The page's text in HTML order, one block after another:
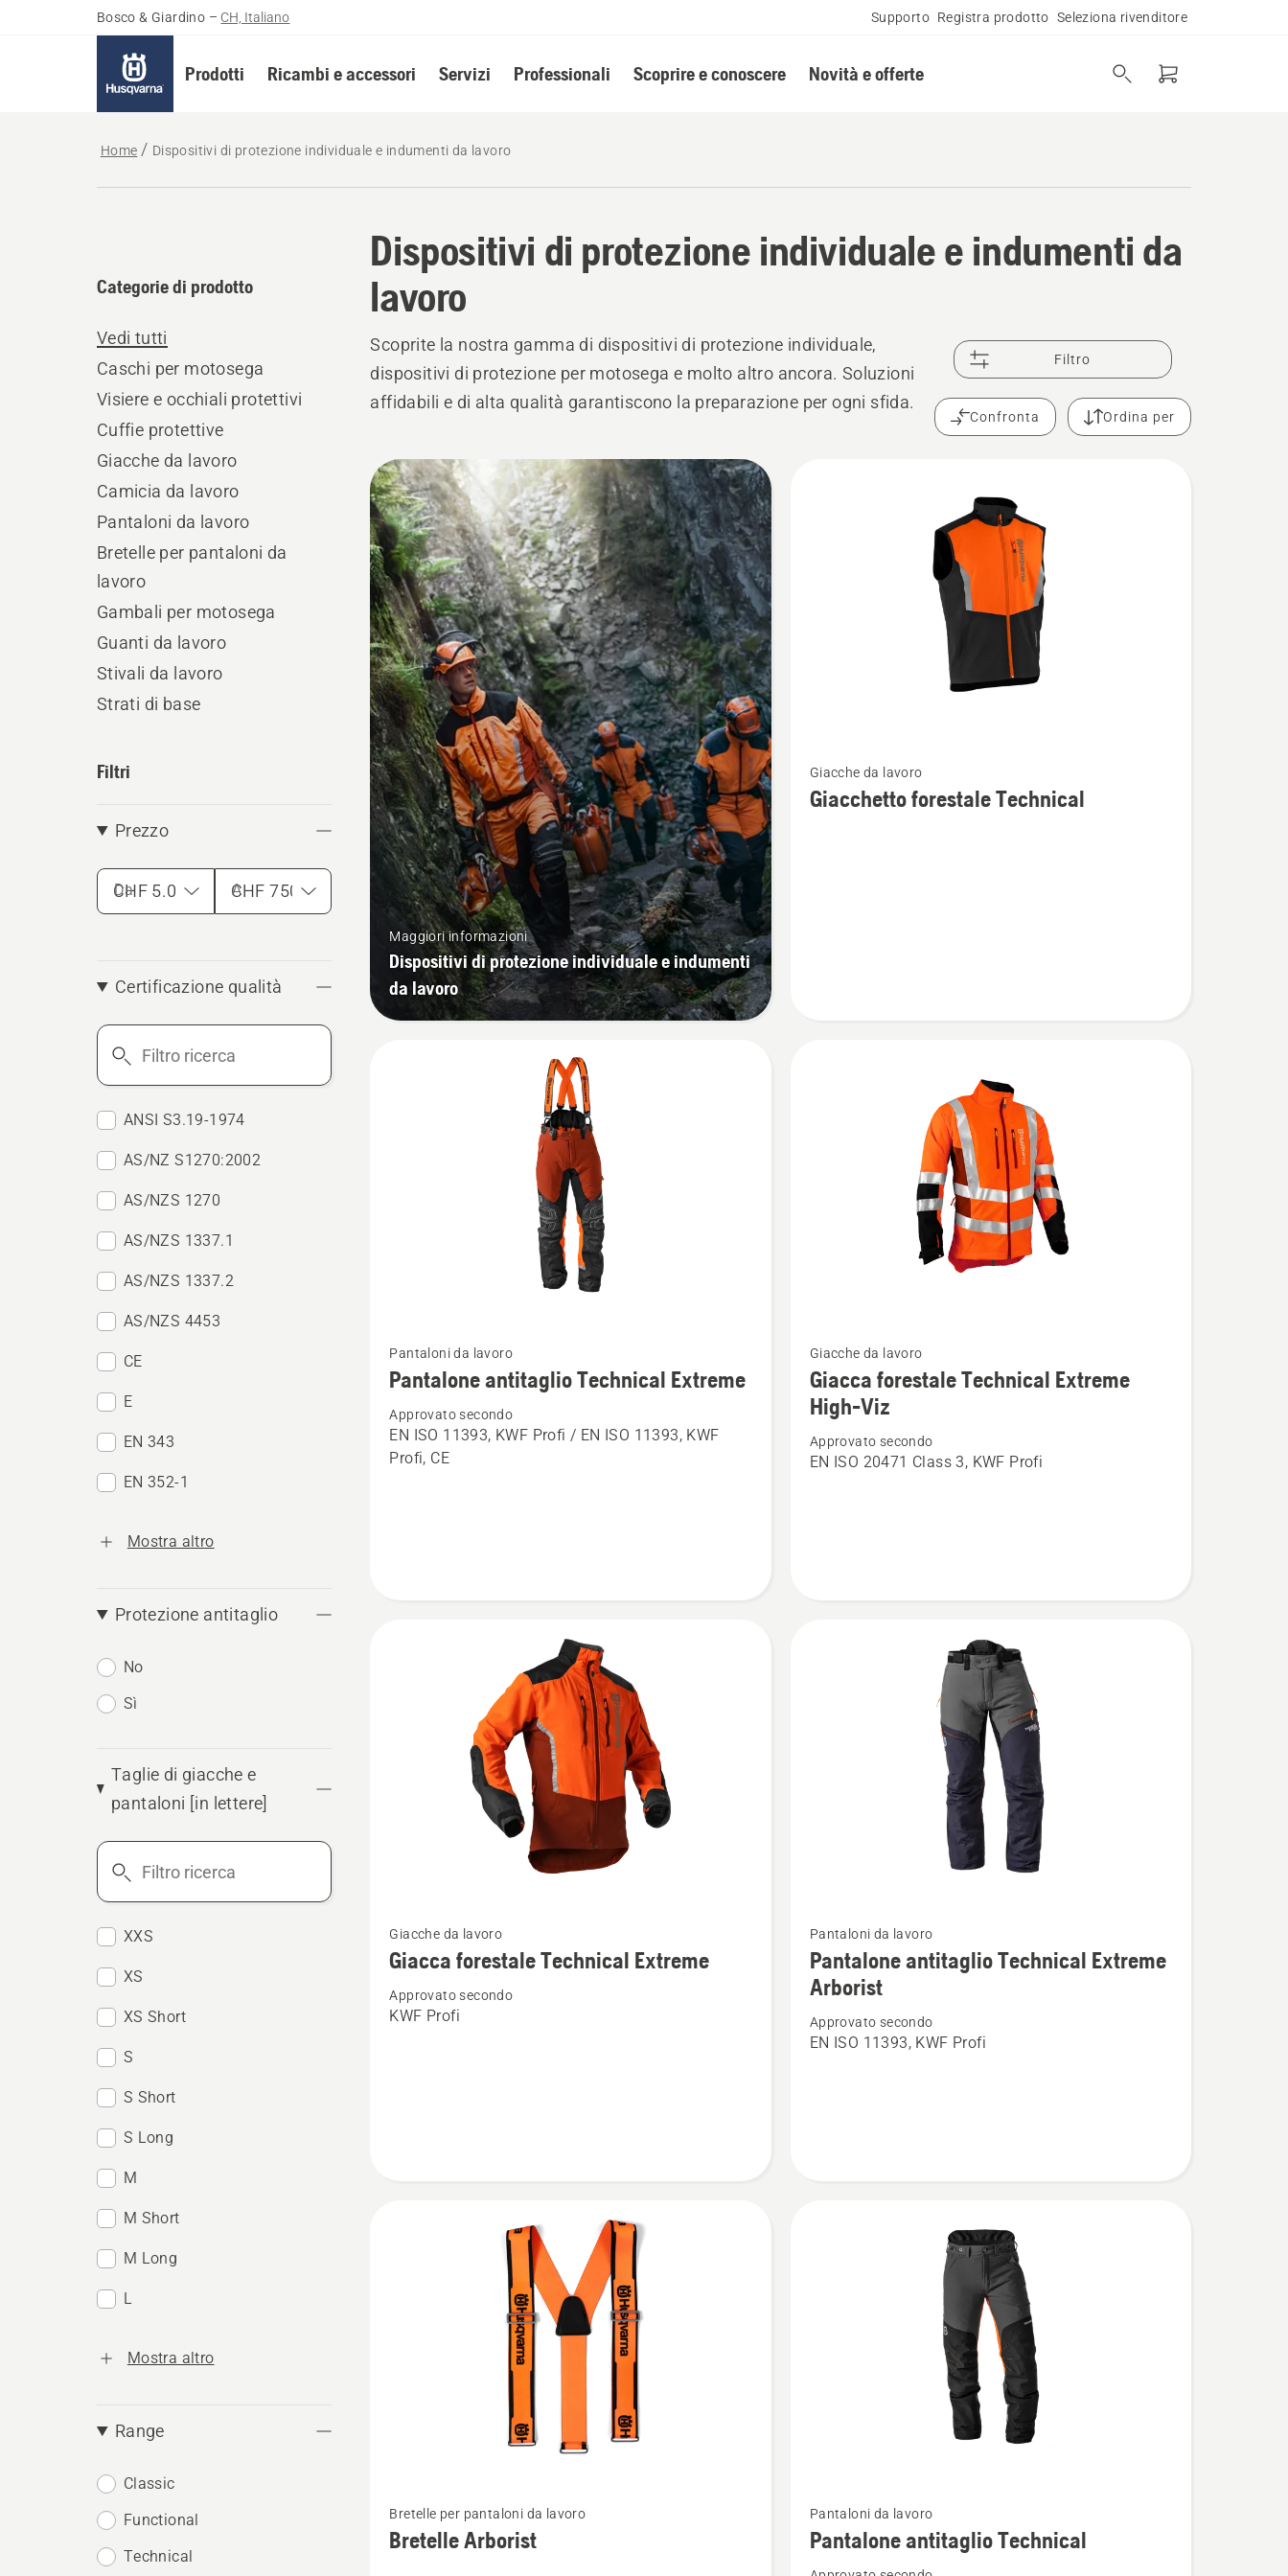
Bosco & Giardino – CH, Italiano Supporto Registra prodotto Seleziona rivenditore
Prodotti Ricambi e accessori Servizi Professionali Scoprire e conoscere Novità e offerte
Home Dispositivi di protezione individuale e indumenti da lavoro
Dispositivi di protezione individuale e indumenti da
lavoro
Categorie di prodotto
Vedi tutti
Caschi per motosega
Visiere e occhiali protettivi
Cuffie protettive
Giacche da lavoro
Camicia da lavoro
Pantaloni da lavoro
Bretelle per pantaloni da
lavoro
Gambali per motosega
Guanti da lavoro
Stivali da lavoro
Strati di base
Filtri
Prezzo
Da A
Certificazione qualità
Filtro
ricerca
ANSI S3.19-1974
AS/NZ S1270:2002
AS/NZS 1270
AS/NZS 1337.1
AS/NZS 1337.2
AS/NZS 4453
CE
E
EN 343
EN 352-1
Mostra altro
Protezione antitaglio
No
Sì
Taglie di giacche e
pantaloni [in lettere]
Filtro
ricerca
XXS
XS
XS Short
S
S Short
S Long
M
M Short
M Long
L
Mostra altro
Range
Classic
Functional
Technical
Scoprite la nostra gamma di dispositivi di protezione individuale,
dispositivi di protezione per motosega e molto altro ancora. Soluzioni
affidabili e di alta qualità garantiscono la preparazione per ogni sfida.
Filtro
Confronta Ordina per
Tutti
i
prodotti
Maggiori informazioni
Dispositivi di protezione individuale e indumenti
da lavoro
maggiori
dettagli
Giacche da lavoro
Giacchetto forestale Technical
maggiori
dettagli
su
Pantalone
Pantaloni da lavoro
Pantalone antitaglio Technical Extreme
Approvato secondo
EN ISO 11393, KWF Profi / EN ISO 11393, KWF
Profi, CE
maggiori
dettagli
Giacca
Giacche da lavoro
Giacca forestale Technical Extreme
High-Viz
Approvato secondo
EN ISO 20471 Class 3, KWF Profi
maggiori
dettagli
su
Giacche da lavoro
Giacca forestale Technical Extreme
Approvato secondo
KWF Profi
maggiori
dettagli
Pantalone
Pantaloni da lavoro
Pantalone antitaglio Technical Extreme
Arborist
Approvato secondo
EN ISO 11393, KWF Profi
maggiori
dettagli
Bretelle per pantaloni da lavoro
Bretelle Arborist
maggiori
dettagli
Pantaloni da lavoro
Pantalone antitaglio Technical